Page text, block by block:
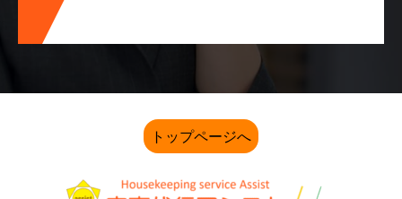
トップページへ